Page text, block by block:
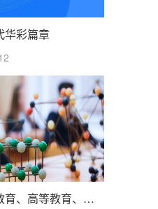
华彩篇章
张力：开拓职业教育、高等教育、继续教育可持续发展新局面